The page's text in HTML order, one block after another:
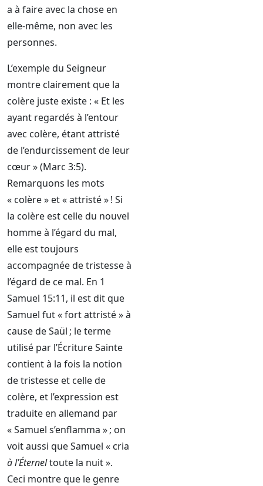
a à faire avec la chose en
elle-même, non avec les
personnes.
L’exemple du Seigneur
montre clairement que la
colère juste existe : « Et les
ayant regardés à l’entour
avec colère, étant attristé
de l’endurcissement de leur
cœur » (Marc 3:5).
Remarquons les mots
« colère » et « attristé » ! Si
la colère est celle du nouvel
homme à l’égard du mal,
elle est toujours
accompagnée de tristesse à
l’égard de ce mal. En 1
Samuel 15:11, il est dit que
Samuel fut « fort attristé » à
cause de Saül ; le terme
utilisé par l’Écriture Sainte
contient à la fois la notion
de tristesse et celle de
colère, et l’expression est
traduite en allemand par
« Samuel s’enflamma » ; on
voit aussi que Samuel « cria
à l’Éterneltoute la nuit ».
Ceci montre que le genre